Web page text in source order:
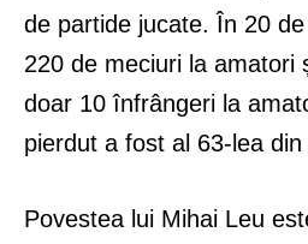
de partide jucate. În 20
220 de meciuri la amatori
doar 10 înfrângeri la
pierdut a fost al 63-lea din
Povestea lui Mihai Leu